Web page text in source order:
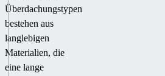
Überdachungstypen
bestehen aus
langlebigen
Materialien, die
eine lange